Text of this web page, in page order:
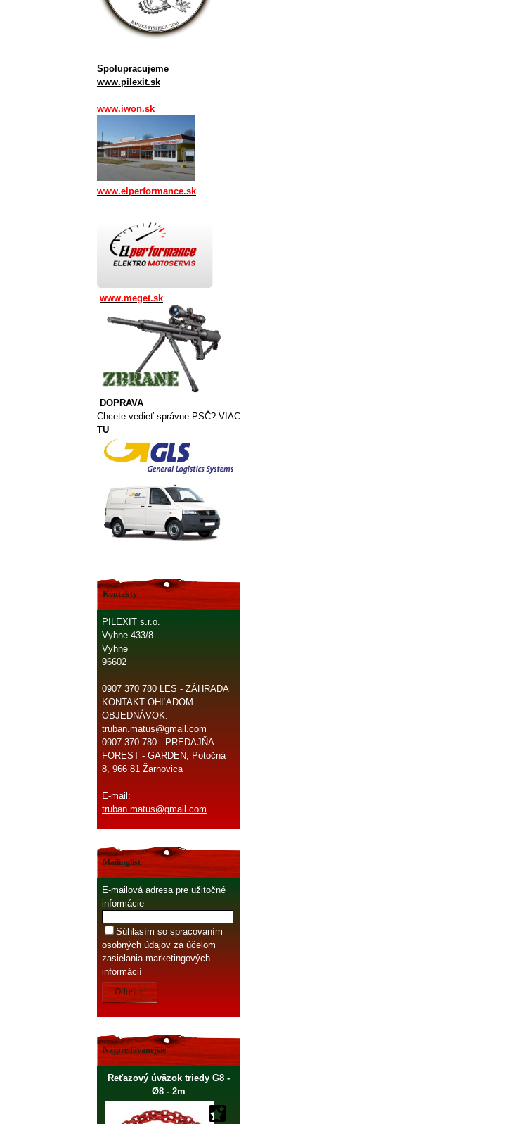
Spolupracujeme
www.pilexit.sk
www.iwon.sk
www.elperformance.sk
www.meget.sk
DOPRAVA
Chcete vedieť správne PSČ? VIAC
TU
Kontakty
PILEXIT s.r.o.
Vyhne 433/8
Vyhne
96602
0907 370 780 LES - ZÁHRADA
KONTAKT OHĽADOM
OBJEDNÁVOK:
truban.matus@gmail.com
0907 370 780 - PREDAJŇA
FOREST - GARDEN, Potočná
8, 966 81 Žarnovica
E-mail:
truban.matus@gmail.com
Mailinglist
E-mailová adresa pre užitočné
informácie
Súhlasím so spracovaním
osobných údajov za účelom
zasielania marketingových
informácií
Odoslať
Najpredávanejšie
Reťazový úväzok triedy G8 -
Ø8 - 2m